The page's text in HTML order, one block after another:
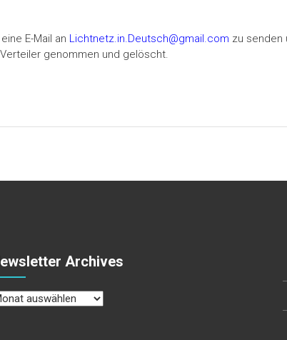
E-Mail an Lichtnetz.in.Deutsch@gmail.com zu senden
genommen und gelöscht.
Archives